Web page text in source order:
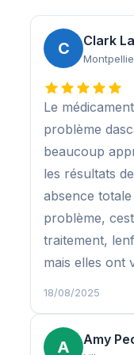
C Clark
Le
problème
beaucoup
les résultats
absence
problème,
traitement,
mais elles ont
18/08/2025
A Amy